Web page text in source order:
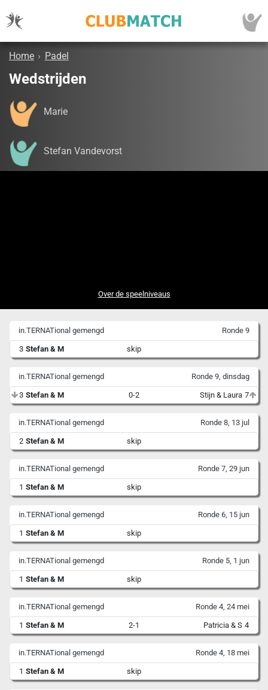
Home › Padel
Wedstrijden
Marie
Stefan Vandevorst
Over de speelniveaus
in.TERNATional gemengd Ronde 9
3 Stefan & M skip
in.TERNATional gemengd Ronde 9, dinsdag
3 Stefan & M 0-2 Stijn & Laura 7
in.TERNATional gemengd Ronde 8, 13 jul
2 Stefan & M skip
in.TERNATional gemengd Ronde 7, 29 jun
1 Stefan & M skip
in.TERNATional gemengd Ronde 6, 15 jun
1 Stefan & M skip
in.TERNATional gemengd Ronde 5, 1 jun
1 Stefan & M skip
in.TERNATional gemengd Ronde 4, 24 mei
1 Stefan & M 2-1 Patricia & S 4
in.TERNATional gemengd Ronde 4, 18 mei
1 Stefan & M skip